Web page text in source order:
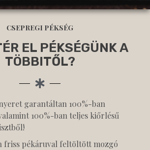
CSEPREGI PÉKSÉG
EL PÉKSÉGÜNK A
TÖBBITŐL?
garantáltan 100%-ban
100%-ban teljes kiőrlésű
friss pékáruval feltöltött mozgó